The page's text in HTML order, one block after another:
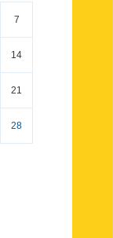
7
14
21
28